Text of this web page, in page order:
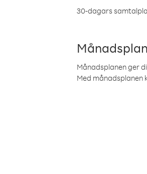
30-dagars
Månadsplanen ger
Med månadsplanen